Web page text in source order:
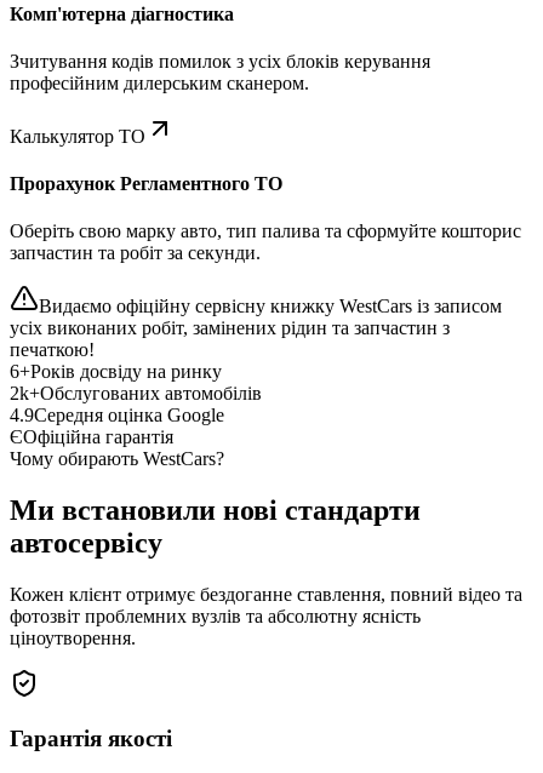
Комп'ютерна діагностика
Зчитування кодів помилок з усіх блоків керування
професійним дилерським сканером.
Калькулятор ТО
Прорахунок Регламентного ТО
Оберіть свою марку авто, тип палива та сформуйте кошторис
запчастин та робіт за секунди.
Видаємо офіційну сервісну книжку WestCars із записом
усіх виконаних робіт, замінених рідин та запчастин з
печаткою!
6+Років досвіду на ринку
2k+Обслугованих автомобілів
4.9Середня оцінка Google
ЄОфіційна гарантія
Чому обирають WestCars?
Ми встановили нові стандарти
автосервісу
Кожен клієнт отримує бездоганне ставлення, повний відео та
фотозвіт проблемних вузлів та абсолютну ясність
ціноутворення.
Гарантія якості